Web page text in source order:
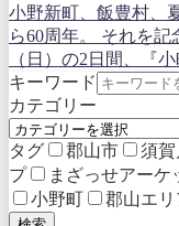
小野新町、飯豊村、
ら60周年。 それを記
（日）の2日間、『
キーワード
カテゴリー
タグ 郡山市 須
プ
まざっせアーケ
小野町
郡山エリ